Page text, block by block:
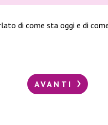
di come sta oggi e di
AVANTI